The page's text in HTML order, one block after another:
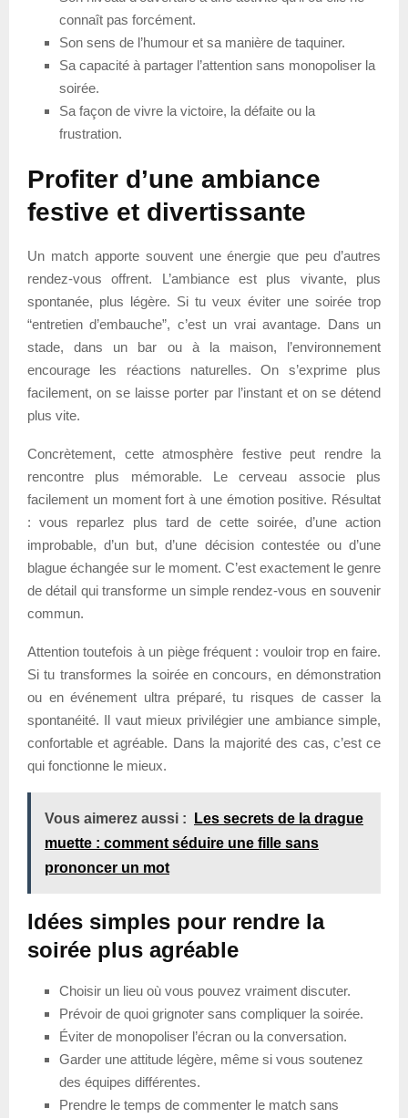
connaît pas forcément.
Son sens de l’humour et sa manière de taquiner.
Sa capacité à partager l’attention sans monopoliser la
soirée.
Sa façon de vivre la victoire, la défaite ou la
frustration.
Profiter d’une ambiance
festive et divertissante
Un match apporte souvent une énergie que peu d’autres
rendez-vous offrent. L’ambiance est plus vivante, plus
spontanée, plus légère. Si tu veux éviter une soirée trop
“entretien d’embauche”, c’est un vrai avantage. Dans un
stade, dans un bar ou à la maison, l’environnement
encourage les réactions naturelles. On s’exprime plus
facilement, on se laisse porter par l’instant et on se détend
plus vite.
Concrètement, cette atmosphère festive peut rendre la
rencontre plus mémorable. Le cerveau associe plus
facilement un moment fort à une émotion positive. Résultat
: vous reparlez plus tard de cette soirée, d’une action
improbable, d’un but, d’une décision contestée ou d’une
blague échangée sur le moment. C’est exactement le genre
de détail qui transforme un simple rendez-vous en souvenir
commun.
Attention toutefois à un piège fréquent : vouloir trop en faire.
Si tu transformes la soirée en concours, en démonstration
ou en événement ultra préparé, tu risques de casser la
spontanéité. Il vaut mieux privilégier une ambiance simple,
confortable et agréable. Dans la majorité des cas, c’est ce
qui fonctionne le mieux.
Vous aimerez aussi :
Les secrets de la drague
muette : comment séduire une fille sans
prononcer un mot
Idées simples pour rendre la
soirée plus agréable
Choisir un lieu où vous pouvez vraiment discuter.
Prévoir de quoi grignoter sans compliquer la soirée.
Éviter de monopoliser l’écran ou la conversation.
Garder une attitude légère, même si vous soutenez
des équipes différentes.
Prendre le temps de commenter le match sans